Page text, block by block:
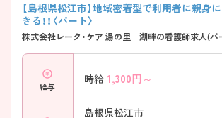
【島根県松江市】地域密着型で利用者に親身
きる！！〈パート〉
株式会社レーク・ケア 湯の里 湖畔の看護師求人(パ
給与
時給 1,300円～
島根県松江市